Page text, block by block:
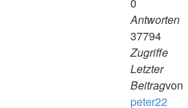
Antworten
37794
Zugriffe
Letzter
Beitragvon
peter22